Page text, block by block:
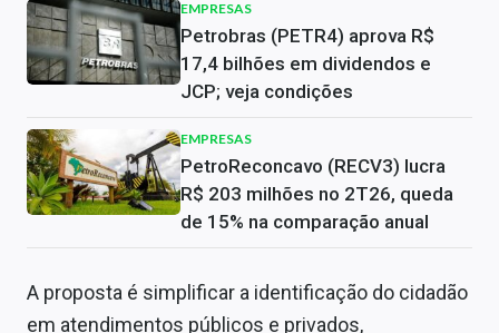
EMPRESAS
Petrobras (PETR4) aprova R$
17,4 bilhões em dividendos e
JCP; veja condições
EMPRESAS
PetroReconcavo (RECV3) lucra
R$ 203 milhões no 2T26, queda
de 15% na comparação anual
A proposta é simplificar a identificação do cidadão
em atendimentos públicos e privados,